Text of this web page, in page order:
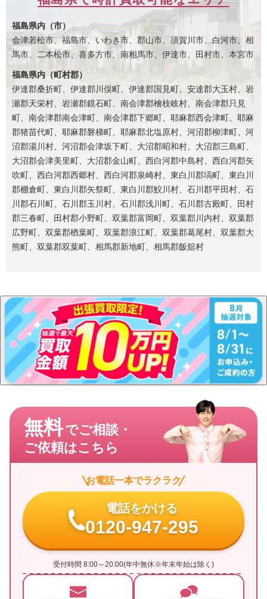
福島県内（市）
会津若松市、福島市、いわき市、郡山市、須賀川市、白河市、相
馬市、二本松市、喜多方市、南相馬市、伊達市、田村市、本宮市
福島県内（町村郡）
伊達郡桑折町、伊達郡川俣町、伊達郡国見町、安達郡大玉村、岩
瀬郡天栄村、岩瀬郡鏡石町、南会津郡檜枝岐村、南会津郡只見
町、南会津郡南会津町、南会津郡下郷町、耶麻郡西会津町、耶麻
郡猪苗代町、耶麻郡磐梯町、耶麻郡北塩原村、河沼郡柳津町、河
沼郡湯川村、河沼郡会津坂下町、大沼郡昭和村、大沼郡三島町、
大沼郡会津美里町、大沼郡金山町、西白河郡中島村、西白河郡矢
吹町、西白河郡西郷村、西白河郡泉崎村、東白川郡塙町、東白川
郡棚倉町、東白川郡矢祭町、東白川郡鮫川村、石川郡平田村、石
川郡石川町、石川郡玉川村、石川郡浅川町、石川郡古殿町、田村
郡三春町、田村郡小野町、双葉郡富岡町、双葉郡川内村、双葉郡
広野町、双葉郡楢葉町、双葉郡浪江町、双葉郡葛尾村、双葉郡大
熊町、双葉郡双葉町、相馬郡新地町、相馬郡飯舘村
無料でご相談・
ご依頼はこちら
お電話一本でラクラク
電話をかける
0120-947-295
受付時間 8:00～20:00(年中無休※年末年始は除く)